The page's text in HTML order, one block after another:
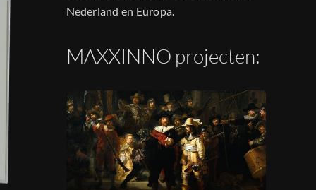
Nederland en Europa.
MAXXINNO projecten: